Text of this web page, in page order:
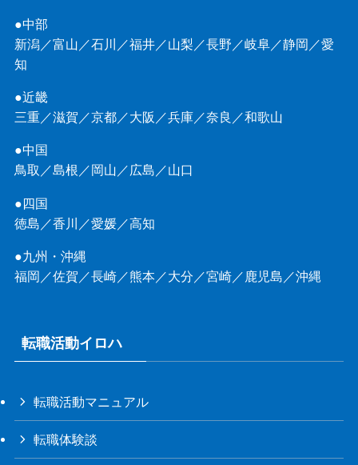
●中部
新潟／富山 ／石川 ／福井／山梨 ／長野 ／岐阜／静岡 ／愛
知
●近畿
三重／滋賀 ／京都／大阪 ／兵庫／奈良 ／和歌山
●中国
鳥取 ／島根 ／ 岡山 ／ 広島 ／山口
●四国
徳島 ／香川 ／愛媛／高知
●九州・沖縄
福岡 ／佐賀 ／長崎／熊本／大分 ／宮崎／ 鹿児島 ／沖縄
転職活動イロハ
転職活動マニュアル
転職体験談